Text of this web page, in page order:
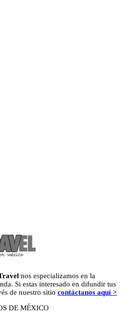
nos especializamos en la
Si estas interesado en difundir tus
de nuestro sitio contáctanos aquí >
DE MÉXICO